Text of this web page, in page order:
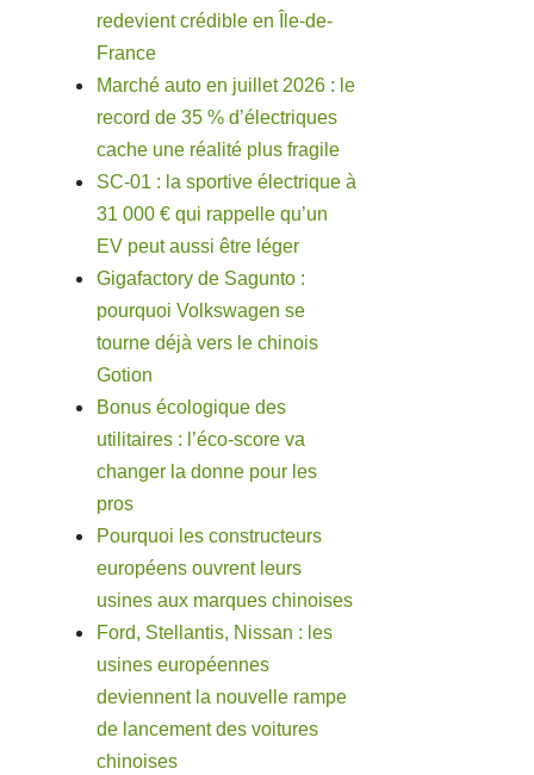
redevient crédible en Île-de-
France
Marché auto en juillet 2026 : le
record de 35 % d’électriques
cache une réalité plus fragile
SC-01 : la sportive électrique à
31 000 € qui rappelle qu’un
EV peut aussi être léger
Gigafactory de Sagunto :
pourquoi Volkswagen se
tourne déjà vers le chinois
Gotion
Bonus écologique des
utilitaires : l’éco-score va
changer la donne pour les
pros
Pourquoi les constructeurs
européens ouvrent leurs
usines aux marques chinoises
Ford, Stellantis, Nissan : les
usines européennes
deviennent la nouvelle rampe
de lancement des voitures
chinoises